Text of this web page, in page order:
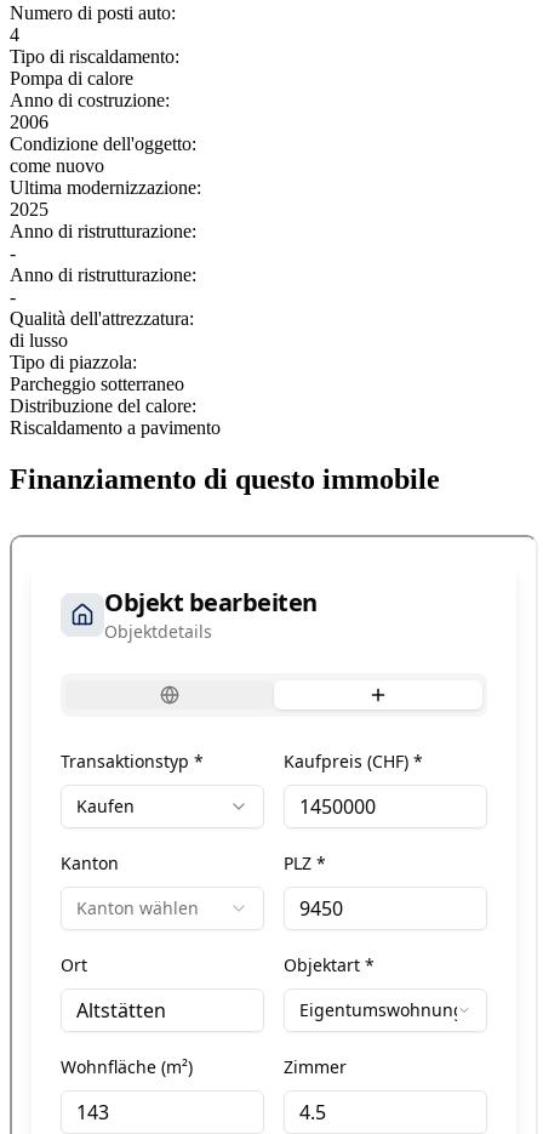
Numero di posti auto:
4
Tipo di riscaldamento:
Pompa di calore
Anno di costruzione:
2006
Condizione dell'oggetto:
come nuovo
Ultima modernizzazione:
2025
Anno di ristrutturazione:
-
Anno di ristrutturazione:
-
Qualità dell'attrezzatura:
di lusso
Tipo di piazzola:
Parcheggio sotterraneo
Distribuzione del calore:
Riscaldamento a pavimento
Finanziamento di questo immobile